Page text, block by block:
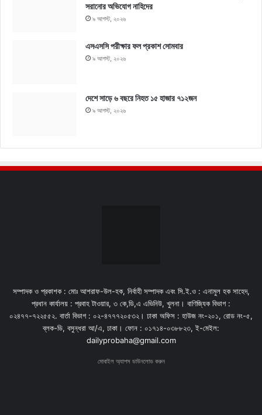
সরানোর অভিযোগ নাহিদের
৯ আগস্ট, ২০২৬
এসএসসি পরীক্ষার ফল প্রকাশ সোমবার
৯ আগস্ট, ২০২৬
দেশে সাড়ে ৬ বছরে নিহত ১৫ হাজার ৭১২জন
৯ আগস্ট, ২০২৬
সম্পাদক ও প্রকাশক : মোঃ আশরাফ-উল-হক, নির্বাহী সম্পাদক এবং সি.ই.ও : এনামুল হক সাহেদ,
প্রধান কার্যালয় : প্রবাহ টাওয়ার, ৩ কে,ডি,এ এভিনিউ, খুলনা। বাণিজ্যিক বিভাগ :
০২৪৭৭-৭২২৫৫২. বার্তা বিভাগ : ০২-৪৭৭৭২০৫৩২। ঢাকা অফিস : হাউজ নং-২০১, রোড নং-৫,
ব্লক-ডি, বসুন্ধরা আ/এ, ঢাকা। ফোন : ০১৭১৪-০৩৮৮২৩, ই-মেইল:
dailyprobaha@gmail.com
মোবাইল অ্যাপস ডাউনলোড করুন